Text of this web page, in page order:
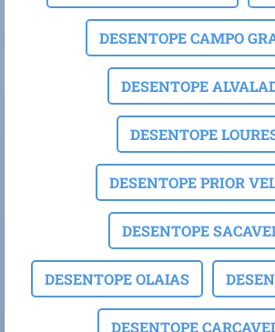
DESENTOPE CAMPO
DESENTOPE
DESENTOPE
DESENTOPE PRIOR
DESENTOPE
DESENTOPE OLAIAS
DESENTOPE